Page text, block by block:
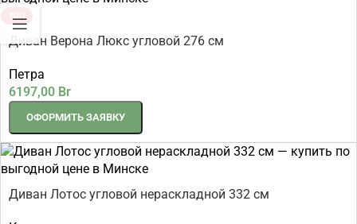
Диван Верона Люкс угловой 276 см
Петра
6197,00 Br
ОФОРМИТЬ ЗАЯВКУ
Диван Лотос угловой нераскладной 332 см